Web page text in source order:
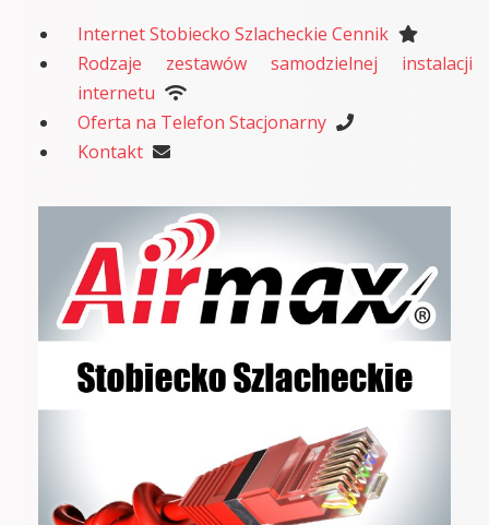
Internet Stobiecko Szlacheckie Cennik
Rodzaje zestawów samodzielnej instalacji
internetu
Oferta na Telefon Stacjonarny
Kontakt